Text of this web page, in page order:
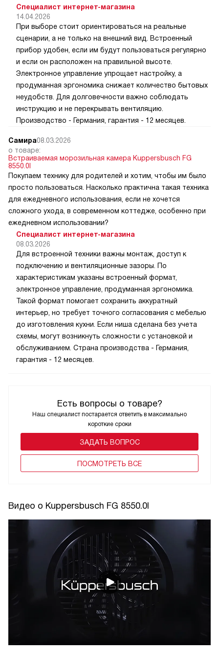
Есть вопросы о товаре?
Наш специалист постарается ответить в максимально
короткие сроки
ЗАДАТЬ ВОПРОС
ПОCМОТРЕТЬ ВСЕ
Специалист интернет-магазина
14.04.2026
При выборе стоит ориентироваться на реальные
сценарии, а не только на внешний вид. Встроенный
прибор удобен, если им будут пользоваться регулярно
и если он расположен на правильной высоте.
Электронное управление упрощает настройку, а
продуманная эргономика снижает количество бытовых
неудобств. Для долговечности важно соблюдать
инструкцию и не перекрывать вентиляцию.
Производство - Германия, гарантия - 12 месяцев.
Самира08.03.2026
о товаре:
Встраиваемая морозильная камера Kuppersbusch FG
8550.0I
Покупаем технику для родителей и хотим, чтобы им было
просто пользоваться. Насколько практична такая техника
для ежедневного использования, если не хочется
сложного ухода, в современном коттедже, особенно при
ежедневном использовании?
Специалист интернет-магазина
08.03.2026
Для встроенной техники важны монтаж, доступ к
подключению и вентиляционные зазоры. По
характеристикам указаны встроенный формат,
электронное управление, продуманная эргономика.
Такой формат помогает сохранить аккуратный
интерьер, но требует точного согласования с мебелью
до изготовления кухни. Если ниша сделана без учета
схемы, могут возникнуть сложности с установкой и
обслуживанием. Страна производства - Германия,
гарантия - 12 месяцев.
Видео о Kuppersbusch FG 8550.0I